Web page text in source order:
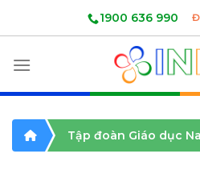
1900 636 990
Tập đoàn Giáo dục